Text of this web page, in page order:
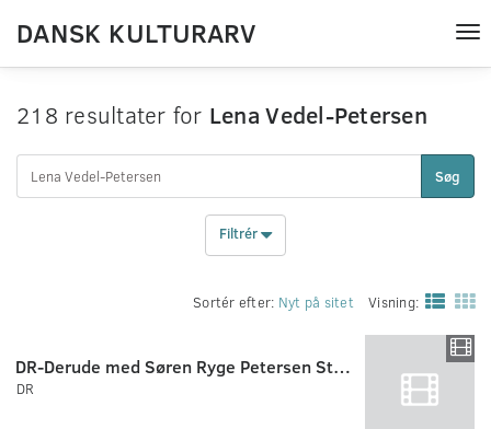
DANSK KULTURARV
218 resultater for Lena Vedel-Petersen
Søg
Filtrér
Sortér efter: Nyt på sitet Visning:
DR-Derude med Søren Ryge Petersen Stenmændene.
DR